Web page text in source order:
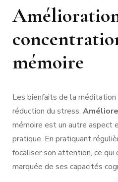
mémoire
Les bienfaits de la
réduction du stress.
mémoire est un autre aspect
pratique. En pratiquant
focaliser son attention, ce qui
marquée de ses capacités